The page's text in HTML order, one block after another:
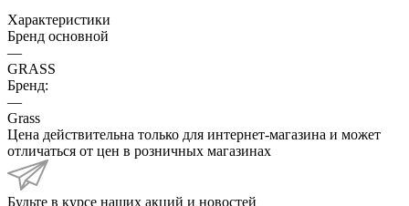
Характеристики
Бренд основной
—
GRASS
Бренд:
—
Grass
Цена действительна только для интернет-магазина и может
отличаться от цен в розничных магазинах
Будьте в курсе наших акций и новостей